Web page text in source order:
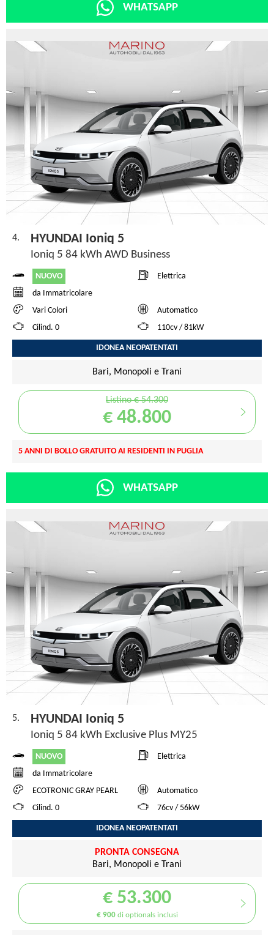
WHATSAPP
4. HYUNDAI Ioniq 5
Ioniq 5 84 kWh AWD Business
NUOVO
Elettrica
da Immatricolare
Vari Colori
Automatico
Cilind. 0
110cv / 81kW
IDONEA NEOPATENTATI
Bari, Monopoli e Trani
Listino € 54.300
€ 48.800
5 ANNI DI BOLLO GRATUITO AI RESIDENTI IN PUGLIA
WHATSAPP
5. HYUNDAI Ioniq 5
Ioniq 5 84 kWh Exclusive Plus MY25
NUOVO
Elettrica
da Immatricolare
ECOTRONIC GRAY PEARL
Automatico
Cilind. 0
76cv / 56kW
IDONEA NEOPATENTATI
PRONTA CONSEGNA
Bari, Monopoli e Trani
€ 53.300
€ 900di optionals inclusi